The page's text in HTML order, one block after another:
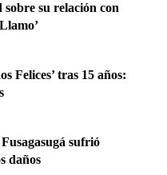
su relación con
Felices’ tras 15 años:
sufrió
daños